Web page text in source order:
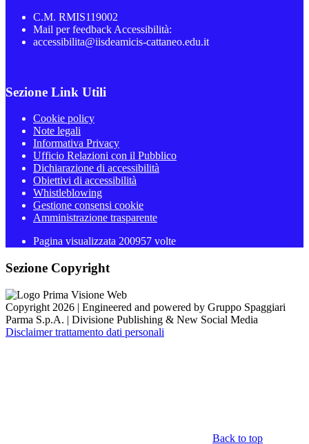
C.M. RMIS119002
Mail per feedback Accessibilità:
accessibilita@iisdeamicis-cattaneo.edu.it
Sezione Link Utili
Cookie policy
Note legali
Informativa Privacy
Ufficio Relazioni con il Pubblico
Dichiarazione di accessibilità
Obiettivi di accessibilità
Whistleblowing
Gestione consensi cookie
Amministrazione trasparente
Pagina visualizzata 200957 volte
Sezione Copyright
Copyright 2026 | Engineered and powered by Gruppo Spaggiari
Parma S.p.A. | Divisione Publishing & New Social Media
Disclaimer trattamento dati personali
Back to top